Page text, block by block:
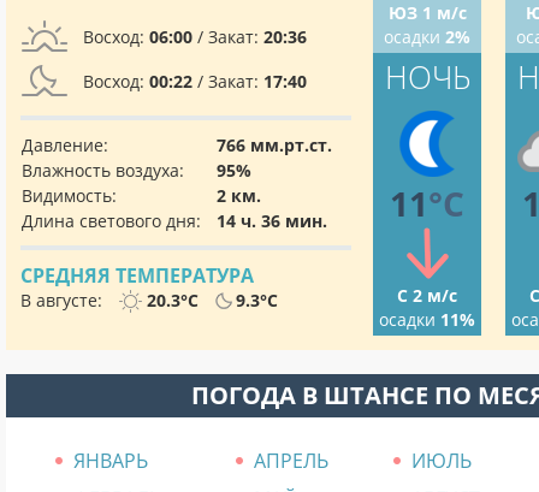
Восход: 06:00 / Закат: 20:36
Восход: 00:22 / Закат: 17:40
Давление:
766 мм.рт.ст.
Влажность воздуха:
95%
Видимость:
2 км.
Длина светового дня:
14 ч. 36 мин.
СРЕДНЯЯ ТЕМПЕРАТУРА
В августе: 20.3°C 9.3°C
ЮЗ 1 м/с
осадки 2%
НОЧЬ
11°C
С 2 м/с
осадки 11%
ПОГОДА В ШТАНСЕ ПО
ЯНВАРЬ АПРЕЛЬ
ИЮЛЬ